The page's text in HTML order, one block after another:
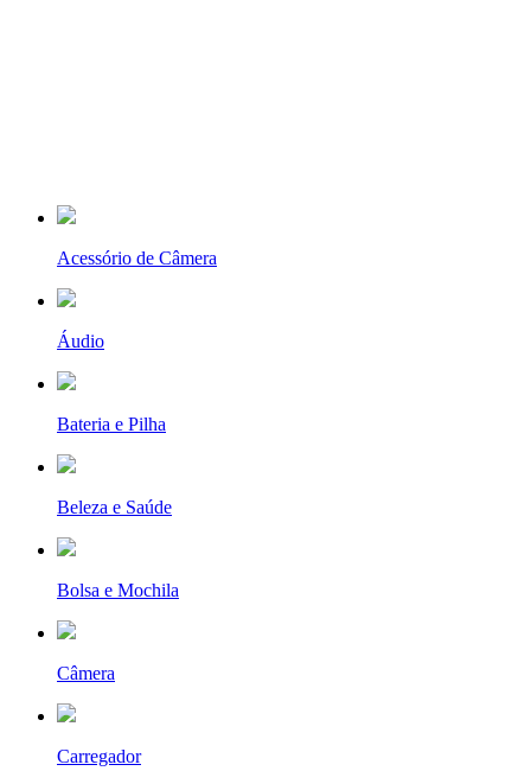
Acessório de Câmera
Áudio
Bateria e Pilha
Beleza e Saúde
Bolsa e Mochila
Câmera
Carregador